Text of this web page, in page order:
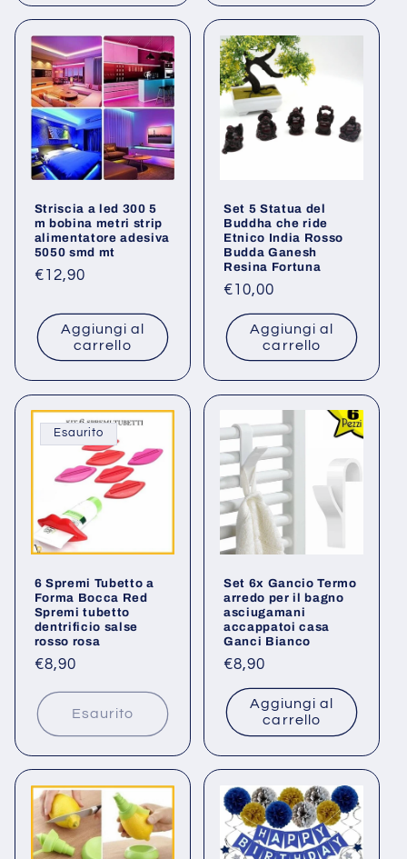
Striscia a led 300 5
m bobina metri strip
alimentatore adesiva
5050 smd mt
Prezzo
listino
€12,90
Aggiungi al
carrello
Set 5 Statua del
Buddha che ride
Etnico India Rosso
Budda Ganesh
Resina Fortuna
Prezzo
listino
€10,00
Aggiungi al
carrello
Esaurito
6 Spremi Tubetto a
Forma Bocca Red
Spremi tubetto
dentrificio salse
rosso rosa
Prezzo
listino
€8,90
Esaurito
Set 6x Gancio Termo
arredo per il bagno
asciugamani
accappatoi casa
Ganci Bianco
Prezzo
listino
€8,90
Aggiungi al
carrello